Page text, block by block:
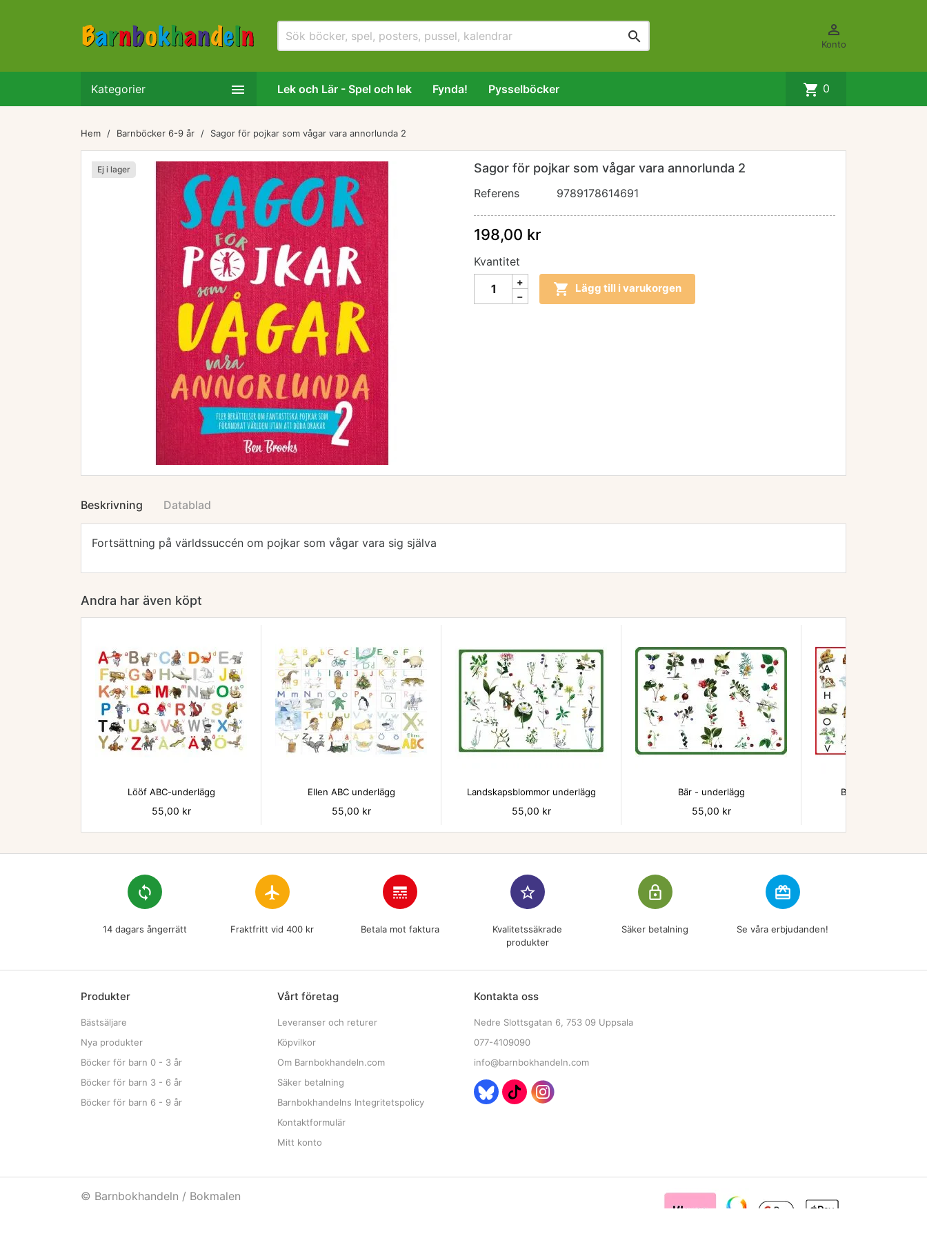
 
Konto
Kategorier  Lek och Lär - Spel och lek Fynda! Pysselböcker shopping_cart 0
Hem Barnböcker 6-9 år Sagor för pojkar som vågar vara annorlunda 2
Ej i lager Sagor för pojkar som vågar vara annorlunda 2
Referens 9789178614691
198,00 kr
Kvantitet
 Lägg till i varukorgen
Beskrivning Datablad
Fortsättning på världssuccén om pojkar som vågar vara sig själva
Andra har även köpt

Lööf ABC-underlägg
Pris
55,00 kr

Ellen ABC underlägg
Pris
55,00 kr
Landskapsblommor underlägg
Pris
55,00 kr

Bär - underlägg
Pris
55,00 kr
Beskow ABC
loop
14 dagars ångerrätt
flight
Fraktfritt vid 400 kr
line_style
Betala mot faktura
star_border
Kvalitetssäkrade
produkter
lock_outline
Säker betalning
redeem
Se våra erbjudanden!
Produkter
Bästsäljare
Nya produkter
Böcker för barn 0 - 3 år
Böcker för barn 3 - 6 år
Böcker för barn 6 - 9 år
Vårt företag
Leveranser och returer
Köpvilkor
Om Barnbokhandeln.com
Säker betalning
Barnbokhandelns Integritetspolicy
Kontaktformulär
Mitt konto
Kontakta oss
Nedre Slottsgatan 6, 753 09 Uppsala
077-4109090
info@barnbokhandeln.com
© Barnbokhandeln / Bokmalen